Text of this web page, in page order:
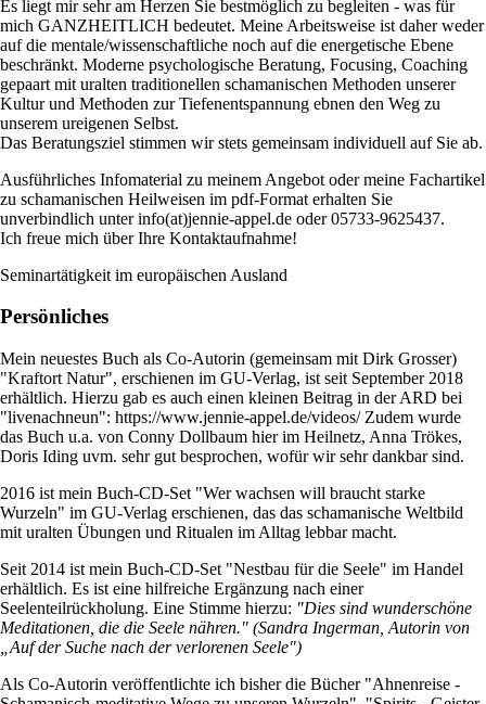
Es liegt mir sehr am Herzen Sie bestmöglich zu begleiten - was für
mich GANZHEITLICH bedeutet. Meine Arbeitsweise ist daher weder
auf die mentale/wissenschaftliche noch auf die energetische Ebene
beschränkt. Moderne psychologische Beratung, Focusing, Coaching
gepaart mit uralten traditionellen schamanischen Methoden unserer
Kultur und Methoden zur Tiefenentspannung ebnen den Weg zu
unserem ureigenen Selbst.
Das Beratungsziel stimmen wir stets gemeinsam individuell auf Sie ab.
Ausführliches Infomaterial zu meinem Angebot oder meine Fachartikel
zu schamanischen Heilweisen im pdf-Format erhalten Sie
unverbindlich unter info(at)jennie-appel.de oder 05733-9625437.
Ich freue mich über Ihre Kontaktaufnahme!
Seminartätigkeit im europäischen Ausland
Persönliches
Mein neuestes Buch als Co-Autorin (gemeinsam mit Dirk Grosser)
"Kraftort Natur", erschienen im GU-Verlag, ist seit September 2018
erhältlich. Hierzu gab es auch einen kleinen Beitrag in der ARD bei
"livenachneun": https://www.jennie-appel.de/videos/ Zudem wurde
das Buch u.a. von Conny Dollbaum hier im Heilnetz, Anna Trökes,
Doris Iding uvm. sehr gut besprochen, wofür wir sehr dankbar sind.
2016 ist mein Buch-CD-Set "Wer wachsen will braucht starke
Wurzeln" im GU-Verlag erschienen, das das schamanische Weltbild
mit uralten Übungen und Ritualen im Alltag lebbar macht.
Seit 2014 ist mein Buch-CD-Set "Nestbau für die Seele" im Handel
erhältlich. Es ist eine hilfreiche Ergänzung nach einer
Seelenteilrückholung. Eine Stimme hierzu: "Dies sind wunderschöne
Meditationen, die die Seele nähren." (Sandra Ingerman, Autorin von
„Auf der Suche nach der verlorenen Seele")
Als Co-Autorin veröffentlichte ich bisher die Bücher "Ahnenreise -